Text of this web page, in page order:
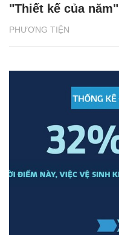
PHƯƠNG TIỆN
"Thiết kế của năm"